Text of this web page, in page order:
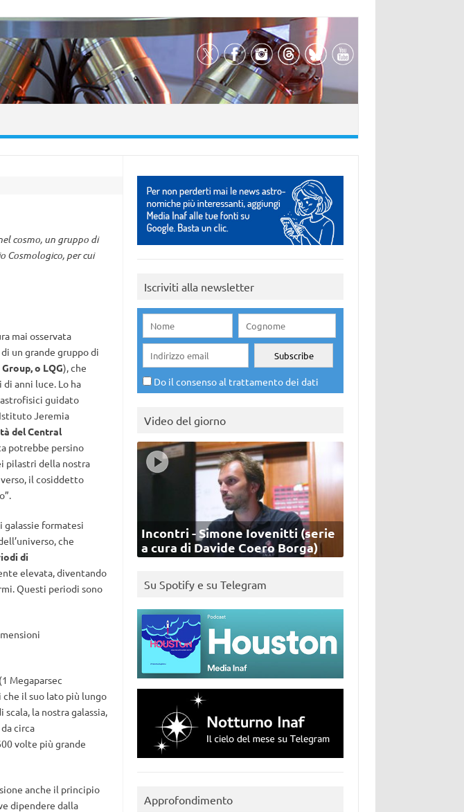
cosmo, un gruppo di
Cosmologico, per cui
mai osservata
un grande gruppo di
o LQG), che
anni luce. Lo ha
guidato
Jeremia
del Central
potrebbe persino
pilastri della nostra
il cosiddetto
galassie formatesi
che
di
elevata, diventando
Questi periodi sono
Megaparsec
che il suo lato più lungo
la nostra galassia,
da circa
volte più grande
anche il principio
dipendere dalla
Iscriviti alla newsletter
Do il consenso al trattamento dei dati
Video del giorno
Incontri - Simone Iovenitti (serie
a cura di Davide Coero Borga)
Su Spotify e su Telegram
Approfondimento